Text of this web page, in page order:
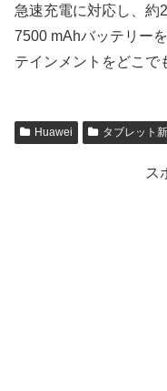
急速充電に対応し、約
7500 mAhバッテリー
テインメントをどこで
Huawei タブレット
ス